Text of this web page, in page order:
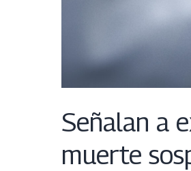
Señalan a
muerte